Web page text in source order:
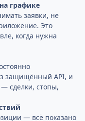
графике
заявки, не
Это
когда нужна
защищённый API, и
сделки, стопы,
— всё показано